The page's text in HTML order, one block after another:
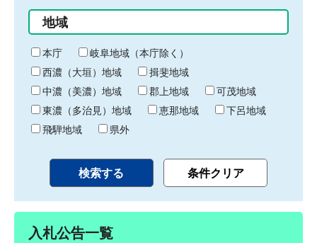
始
り
間
終
わ
り
地域
本庁
岐阜地域（本庁除く）
西濃（大垣）地域
揖斐地域
中濃（美濃）地域
郡上地域
可茂地域
東濃（多治見）地域
恵那地域
下呂地域
飛騨地域
県外
入札公告一覧